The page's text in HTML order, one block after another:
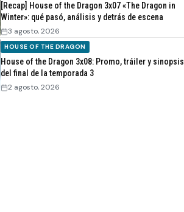
[Recap] House of the Dragon 3x07 «The Dragon in
Winter»: qué pasó, análisis y detrás de escena
3 agosto, 2026
HOUSE OF THE DRAGON
House of the Dragon 3x08: Promo, tráiler y sinopsis
del final de la temporada 3
2 agosto, 2026